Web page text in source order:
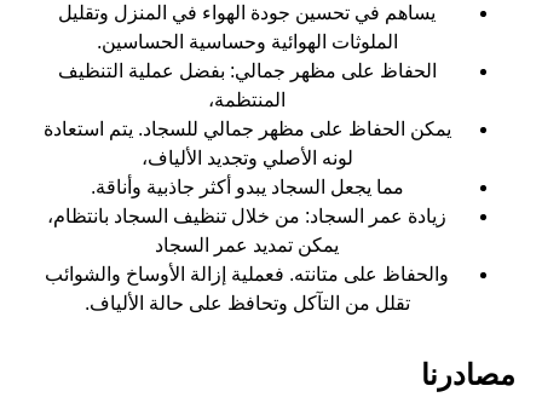
يساهم في تحسين جودة الهواء في المنزل وتقليل
الملوثات الهوائية وحساسية الحساسين.
الحفاظ على مظهر جمالي: بفضل عملية التنظيف
المنتظمة،
يمكن الحفاظ على مظهر جمالي للسجاد. يتم استعادة
لونه الأصلي وتجديد الألياف،
مما يجعل السجاد يبدو أكثر جاذبية وأناقة.
زيادة عمر السجاد: من خلال تنظيف السجاد بانتظام،
يمكن تمديد عمر السجاد
والحفاظ على متانته. فعملية إزالة الأوساخ والشوائب
تقلل من التآكل وتحافظ على حالة الألياف.
مصادرنا